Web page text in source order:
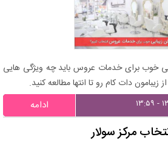
خوب برای خدمات عروس باید چه ویژگی هایی
دات کام رو تا انتها مطالعه کنید.
ادامه
مرکز سولار